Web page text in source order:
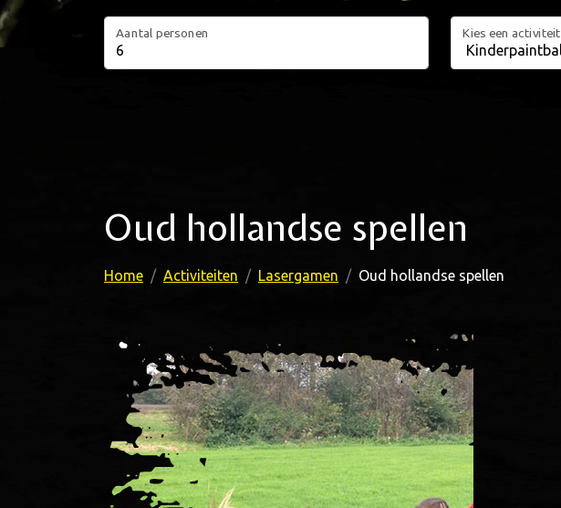
Aantal personen Kies een activiteit
Oud hollandse spellen
Home Activiteiten Lasergamen Oud hollandse spellen